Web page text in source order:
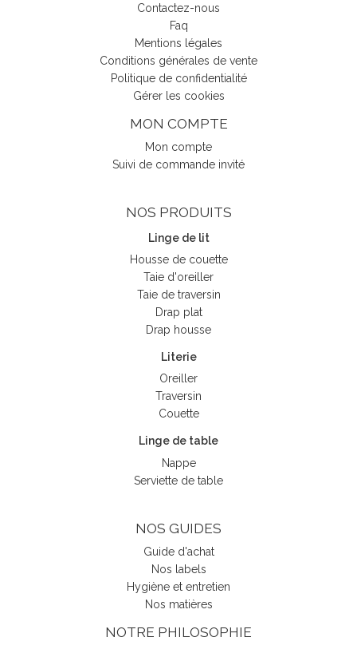
Contactez-nous
Faq
Mentions légales
Conditions générales de vente
Politique de confidentialité
Gérer les cookies
MON COMPTE
Mon compte
Suivi de commande invité
NOS PRODUITS
Linge de lit
Housse de couette
Taie d'oreiller
Taie de traversin
Drap plat
Drap housse
Literie
Oreiller
Traversin
Couette
Linge de table
Nappe
Serviette de table
NOS GUIDES
Guide d'achat
Nos labels
Hygiène et entretien
Nos matières
NOTRE PHILOSOPHIE